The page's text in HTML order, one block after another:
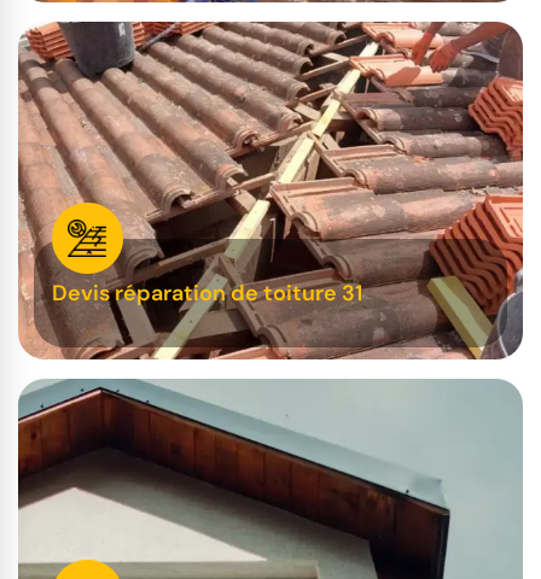
Devis réparation de toiture 31